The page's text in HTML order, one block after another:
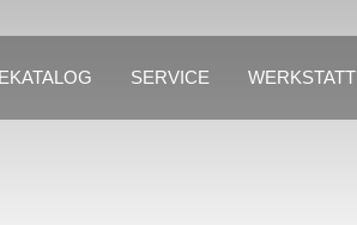
SERVICE WERKSTATT